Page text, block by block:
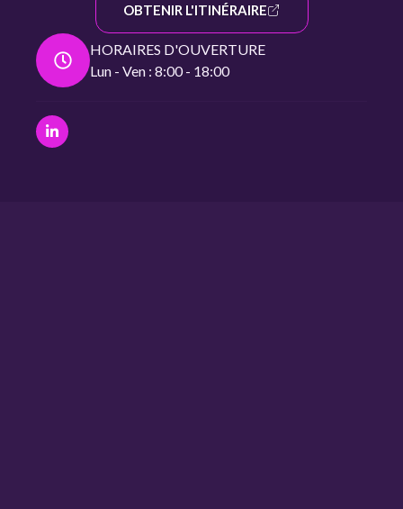
OBTENIR L'ITINÉRAIRE
HORAIRES D'OUVERTURE
Lun - Ven : 8:00 - 18:00